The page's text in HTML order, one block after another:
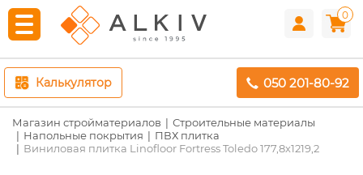
0
Калькулятор 050 201-80-92
Магазин стройматериалов
Строительные материалы
Напольные покрытия
ПВХ плитка
Виниловая плитка Linofloor Fortress Toledo 177,8х1219,2